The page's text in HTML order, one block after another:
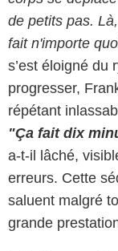
de petits pas.
fait n'importe
s’est éloigné du
progresser,
répétant
"Ça fait dix
a-t-il lâché,
erreurs. Cette
saluent malgré
grande